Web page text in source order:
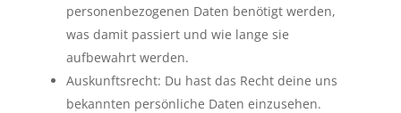
personenbezogenen Daten benötigt werden,
was damit passiert und wie lange sie
aufbewahrt werden.
Auskunftsrecht: Du hast das Recht deine uns
bekannten persönliche Daten einzusehen.